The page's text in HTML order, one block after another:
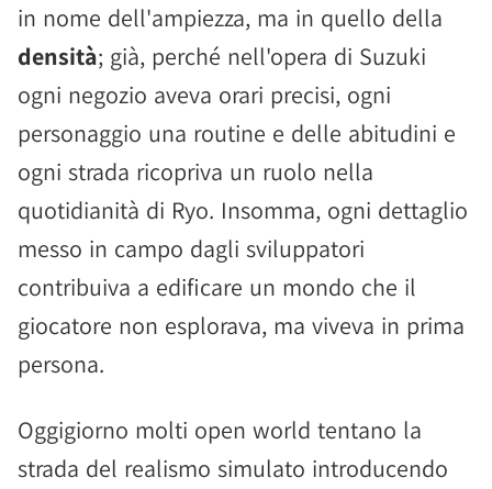
in nome dell'ampiezza, ma in quello della
densità; già, perché nell'opera di Suzuki
ogni negozio aveva orari precisi, ogni
personaggio una routine e delle abitudini e
ogni strada ricopriva un ruolo nella
quotidianità di Ryo. Insomma, ogni dettaglio
messo in campo dagli sviluppatori
contribuiva a edificare un mondo che il
giocatore non esplorava, ma viveva in prima
persona.
Oggigiorno molti open world tentano la
strada del realismo simulato introducendo